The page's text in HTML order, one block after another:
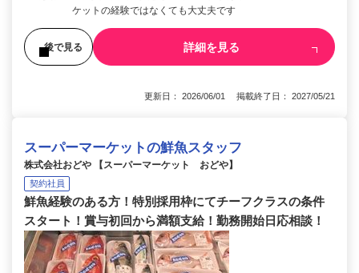
ケットの経験ではなくても大丈夫です
後で見る 詳細を見る
更新日： 2026/06/01 掲載終了日： 2027/05/21
スーパーマーケットの鮮魚スタッフ
株式会社おどや 【スーパーマーケット おどや】
契約社員
鮮魚経験のある方！特別採用枠にてチーフクラスの条件
スタート！賞与初回から満額支給！勤務開始日応相談！